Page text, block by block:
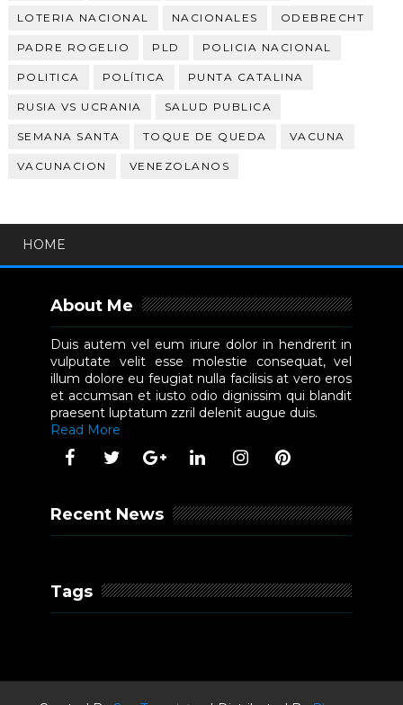
LOTERIA NACIONAL NACIONALES ODEBRECHT
PADRE ROGELIO PLD POLICIA NACIONAL
POLITICA POLÍTICA PUNTA CATALINA
RUSIA VS UCRANIA SALUD PUBLICA
SEMANA SANTA TOQUE DE QUEDA VACUNA
VACUNACION VENEZOLANOS
HOME
About Me
Duis autem vel eum iriure dolor in hendrerit in
vulputate velit esse molestie consequat, vel
illum dolore eu feugiat nulla facilisis at vero eros
et accumsan et iusto odio dignissim qui blandit
praesent luptatum zzril delenit augue duis.
Read More
Recent News
Tags